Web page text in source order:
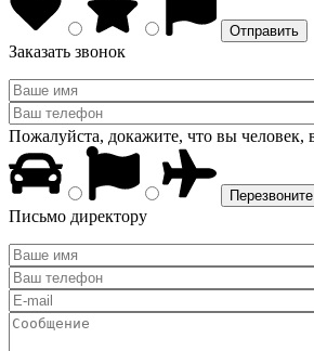
Заказать звонок
Пожалуйста, докажите, что вы человек,
Письмо директору